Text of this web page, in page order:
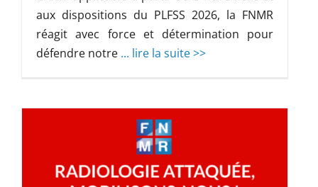
aux dispositions du PLFSS 2026, la FNMR
réagit avec force et détermination pour
défendre notre ... lire la suite >>